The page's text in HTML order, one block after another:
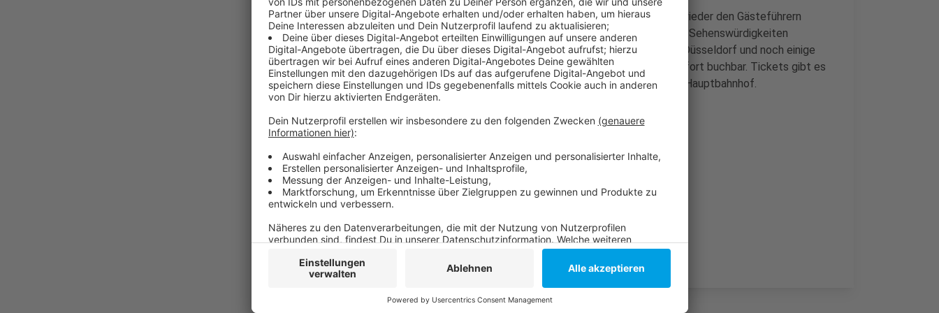
Einheimische, wie auch Besucher unserer Stadt können nun also wieder den Gästeführern
lauschen, wenn sie die Geschichten hinter den großen und kleinen Sehenswürdigkeiten
erzählen. Altstadt, Medienhafen, Architektur oder The Sound of Düsseldorf und noch einige
andere mehr. Alle Führungen finden im Freien statt und sind ab sofort buchbar. Tickets gibt es
online, über die Telefonhotline und in der Tourist-Information am Hauptbahnhof.
Telefon-Hotline: 0211 17 202-867
Anzeige